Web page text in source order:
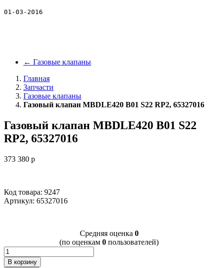
01-03-2016
← Газовые клапаны
Главная
Запчасти
Газовые клапаны
Газовый клапан MBDLE420 B01 S22 RP2, 65327016
Газовый клапан MBDLE420 B01 S22
RP2, 65327016
373 380 p
Код товара: 9247
Артикул: 65327016
Cредняя оценка 0
(по оценкам 0 пользователей)
В корзину